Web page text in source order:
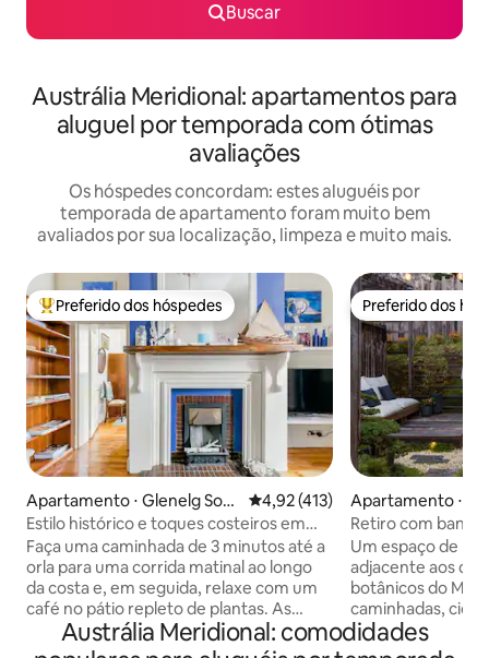
Buscar
Austrália Meridional: apartamentos para
aluguel por temporada com ótimas
avaliações
Os hóspedes concordam: estes aluguéis por
temporada de apartamento foram muito bem
avaliados por sua localização, limpeza e muito mais.
Entre os melhores preferidos dos hóspedes
Preferido dos hóspedes
Apartamento ⋅ Glenelg Sout
h
4,92 de uma avaliação média de
4,92 (413)
Estilo histórico e toques costeiros em
um retiro aconchegante
Faça uma caminhada de 3 minutos até a
orla para uma corrida matinal ao longo
da costa e, em seguida, relaxe com um
café no pátio repleto de plantas. As
tábuas polidas do assoalho e os tetos
altos mantêm o estilo clássico, enquanto
Preferido dos
Preferido dos
Apartamento ⋅
Retiro com
Hills
Um espaço de
adjacente aos
botânicos do
caminhadas,
cama king size
ao ar livre e
Austrália Meridional: comodidades